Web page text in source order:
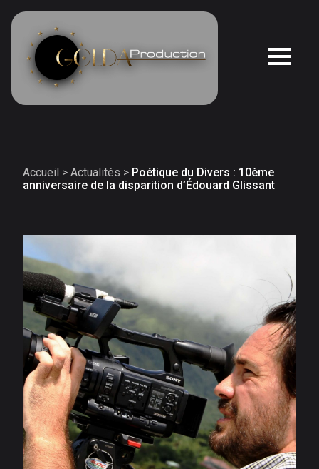
Accueil > Actualités > Poétique du Divers : 10ème
anniversaire de la disparition d’Édouard Glissant